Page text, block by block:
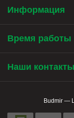
Информация
Время работы
Наши контакты
Budmir —